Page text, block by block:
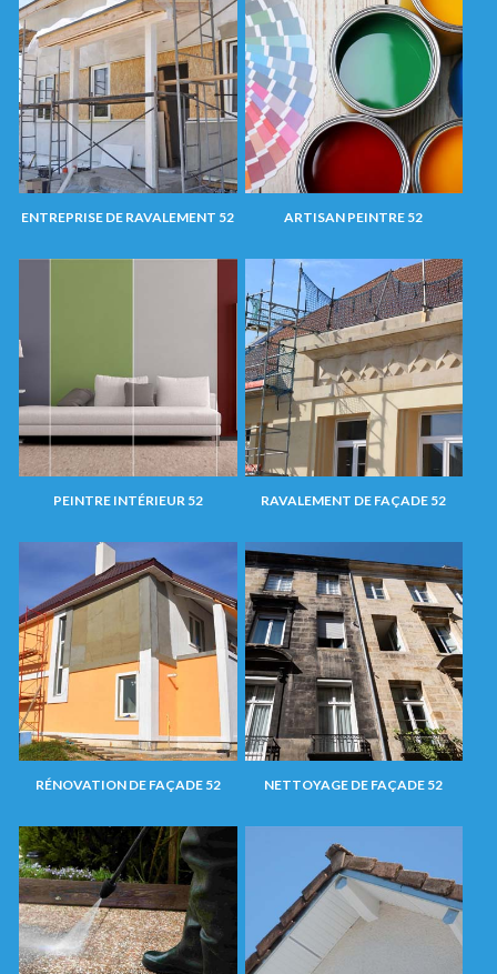
ENTREPRISE DE RAVALEMENT 52 ARTISAN PEINTRE 52
PEINTRE INTÉRIEUR 52 RAVALEMENT DE FAÇADE 52
RÉNOVATION DE FAÇADE 52 NETTOYAGE DE FAÇADE 52